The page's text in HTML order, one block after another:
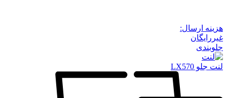
هزینه ارسال:
غیررایگان
جلوبندی
لنت جلو LX570